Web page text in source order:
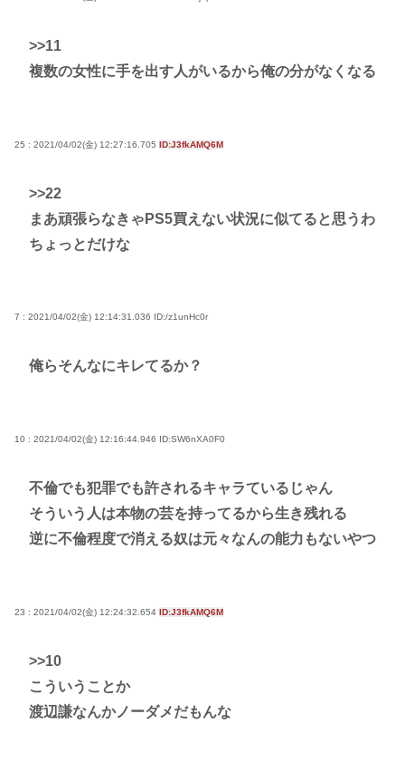
>>11
複数の女性に手を出す人がいるから俺の分がなくなる
25 : 2021/04/02(金) 12:27:16.705 ID:J3fkAMQ6M
>>22
まあ頑張らなきゃPS5買えない状況に似てると思うわ
ちょっとだけな
7 : 2021/04/02(金) 12:14:31.036 ID:/z1unHc0r
俺らそんなにキレてるか？
10 : 2021/04/02(金) 12:16:44.946 ID:SW6nXA0F0
不倫でも犯罪でも許されるキャラているじゃん
そういう人は本物の芸を持ってるから生き残れる
逆に不倫程度で消える奴は元々なんの能力もないやつ
23 : 2021/04/02(金) 12:24:32.654 ID:J3fkAMQ6M
>>10
こういうことか
渡辺謙なんかノーダメだもんな